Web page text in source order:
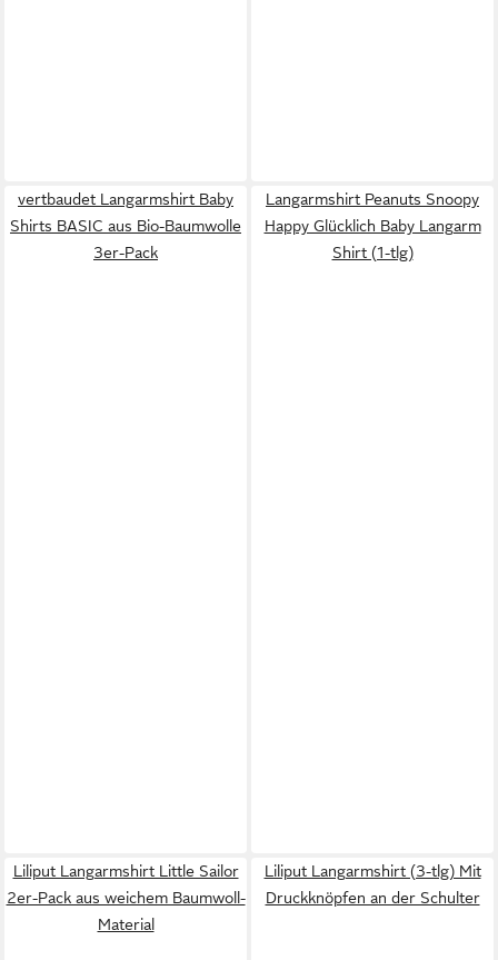
vertbaudet Langarmshirt Baby
Shirts BASIC aus Bio-Baumwolle
3er-Pack
Langarmshirt Peanuts Snoopy
Happy Glücklich Baby Langarm
Shirt (1-tlg)
Liliput Langarmshirt Little Sailor
2er-Pack aus weichem Baumwoll-
Material
Liliput Langarmshirt (3-tlg) Mit
Druckknöpfen an der Schulter